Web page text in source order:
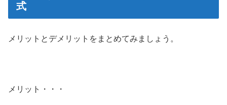
式
メリットとデメリットをまとめてみましょう。
メリット・・・